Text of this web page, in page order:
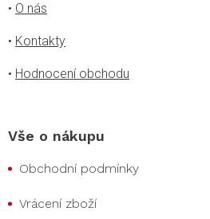
• O nás
• Kontakty
• Hodnocení obchodu
Vše o nákupu
Obchodní podmínky
Vrácení zboží